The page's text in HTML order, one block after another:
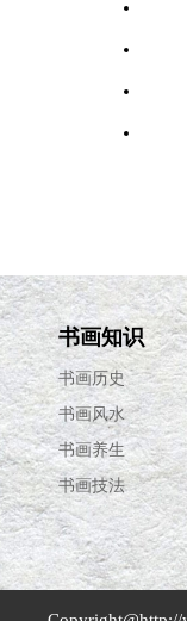
书画知识
书画历史
书画风水
书画养生
书画技法